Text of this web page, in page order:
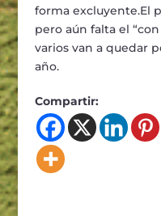
forma excluyente.El
pero aún falta el
varios van a quedar
año.
Compartir: